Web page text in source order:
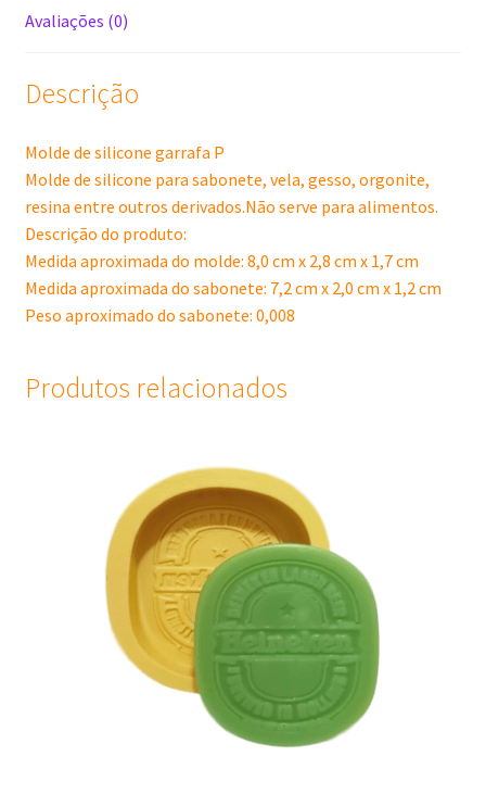
Avaliações (0)
Descrição
Molde de silicone garrafa P
Molde de silicone para sabonete, vela, gesso, orgonite,
resina entre outros derivados.Não serve para alimentos.
Descrição do produto:
Medida aproximada do molde: 8,0 cm x 2,8 cm x 1,7 cm
Medida aproximada do sabonete: 7,2 cm x 2,0 cm x 1,2 cm
Peso aproximado do sabonete: 0,008
Produtos relacionados